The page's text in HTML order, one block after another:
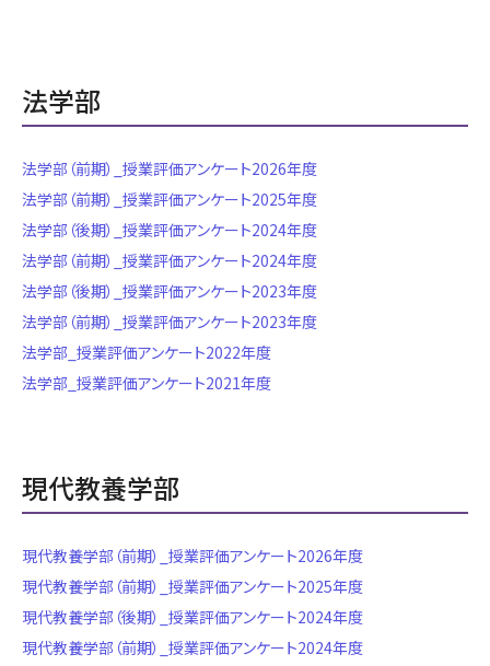
法学部
法学部（前期）_授業評価アンケート2026年度
法学部（前期）_授業評価アンケート2025年度
法学部（後期）_授業評価アンケート2024年度
法学部（前期）_授業評価アンケート2024年度
法学部（後期）_授業評価アンケート2023年度
法学部（前期）_授業評価アンケート2023年度
法学部_授業評価アンケート2022年度
法学部_授業評価アンケート2021年度
現代教養学部
現代教養学部（前期）_授業評価アンケート2026年度
現代教養学部（前期）_授業評価アンケート2025年度
現代教養学部（後期）_授業評価アンケート2024年度
現代教養学部（前期）_授業評価アンケート2024年度